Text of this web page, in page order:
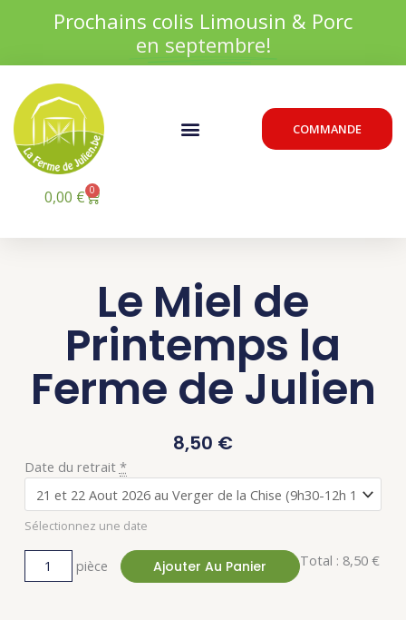
Prochains colis Limousin & Porc
en septembre!
Menu COMMANDE
0,00 € 0
Panier
Le Miel de
Printemps la
Ferme de Julien
8,50 €
Date du retrait *
Sélectionnez une date
quantité
de
Le
Miel
de
Printempspièce Ajouter Au Panier Total : 8,50 €